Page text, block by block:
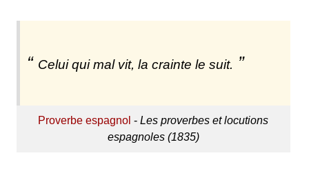
Celui qui mal vit, la crainte le suit.
Proverbe espagnol -Les proverbes et locutions
espagnoles (1835)